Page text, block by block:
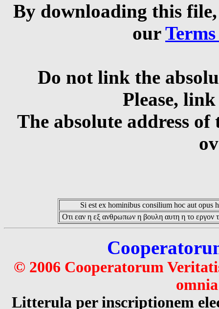
By downloading this
our
Do not link the
Please,
The absolute address
Si est ex hominibus consilium hoc aut opus
Οτι εαν η εξ ανθρωπων η βουλη αυτη η το εργον
© 2006 Cooperatorum
Litterula per inscriptionem